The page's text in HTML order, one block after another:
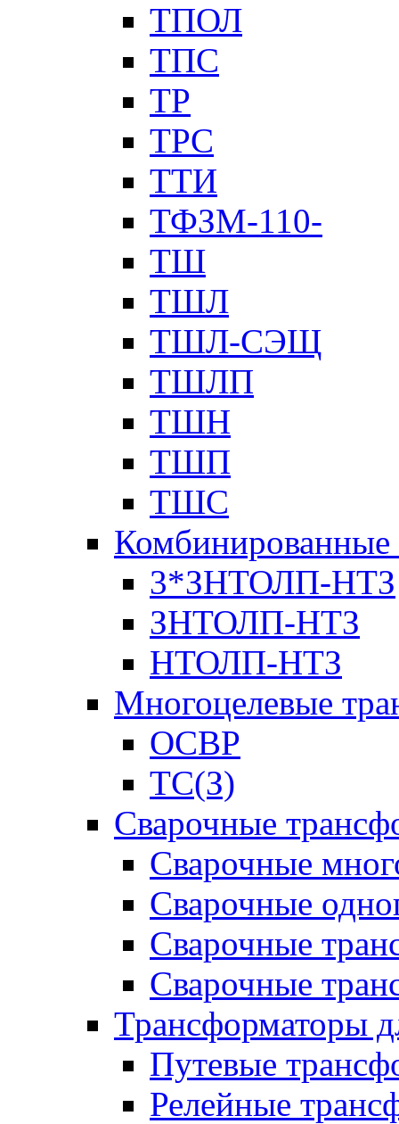
ТПОЛ
ТПС
ТР
ТРС
ТТИ
ТФЗМ-110-
ТШ
ТШЛ
ТШЛ-СЭЩ
ТШЛП
ТШН
ТШП
ТШС
Комбинированные
3*ЗНТОЛП-НТЗ
ЗНТОЛП-НТЗ
НТОЛП-НТЗ
Многоцелевые
ОСВР
ТС(З)
Сварочные
Сварочные
Сварочные
Сварочные
Сварочные
Трансформаторы
Путевые
Релейные